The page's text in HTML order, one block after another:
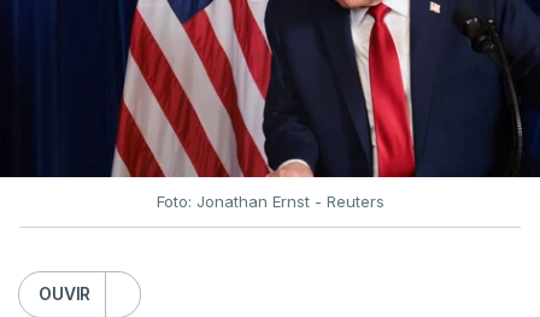
Foto: Jonathan Ernst - Reuters
OUVIR